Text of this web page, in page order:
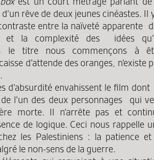
rêve de deux jeunes cinéastes. Il
entre la naïveté apparente
et la complexité des idées
le titre nous commençons à
caisse d’attende des oranges, n’existe
d’absurdité envahissent le film
l’un des deux personnages qui
morte. Il n’arrête pas et
de logique. Ceci nous rappelle
les Palestiniens : la patience
le non-sens de la guerre.